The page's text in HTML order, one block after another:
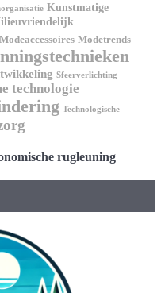
Kunstmatige
Modeaccessoires Modetrends
Sfeerverlichting
technologie
Technologische
rugleuning